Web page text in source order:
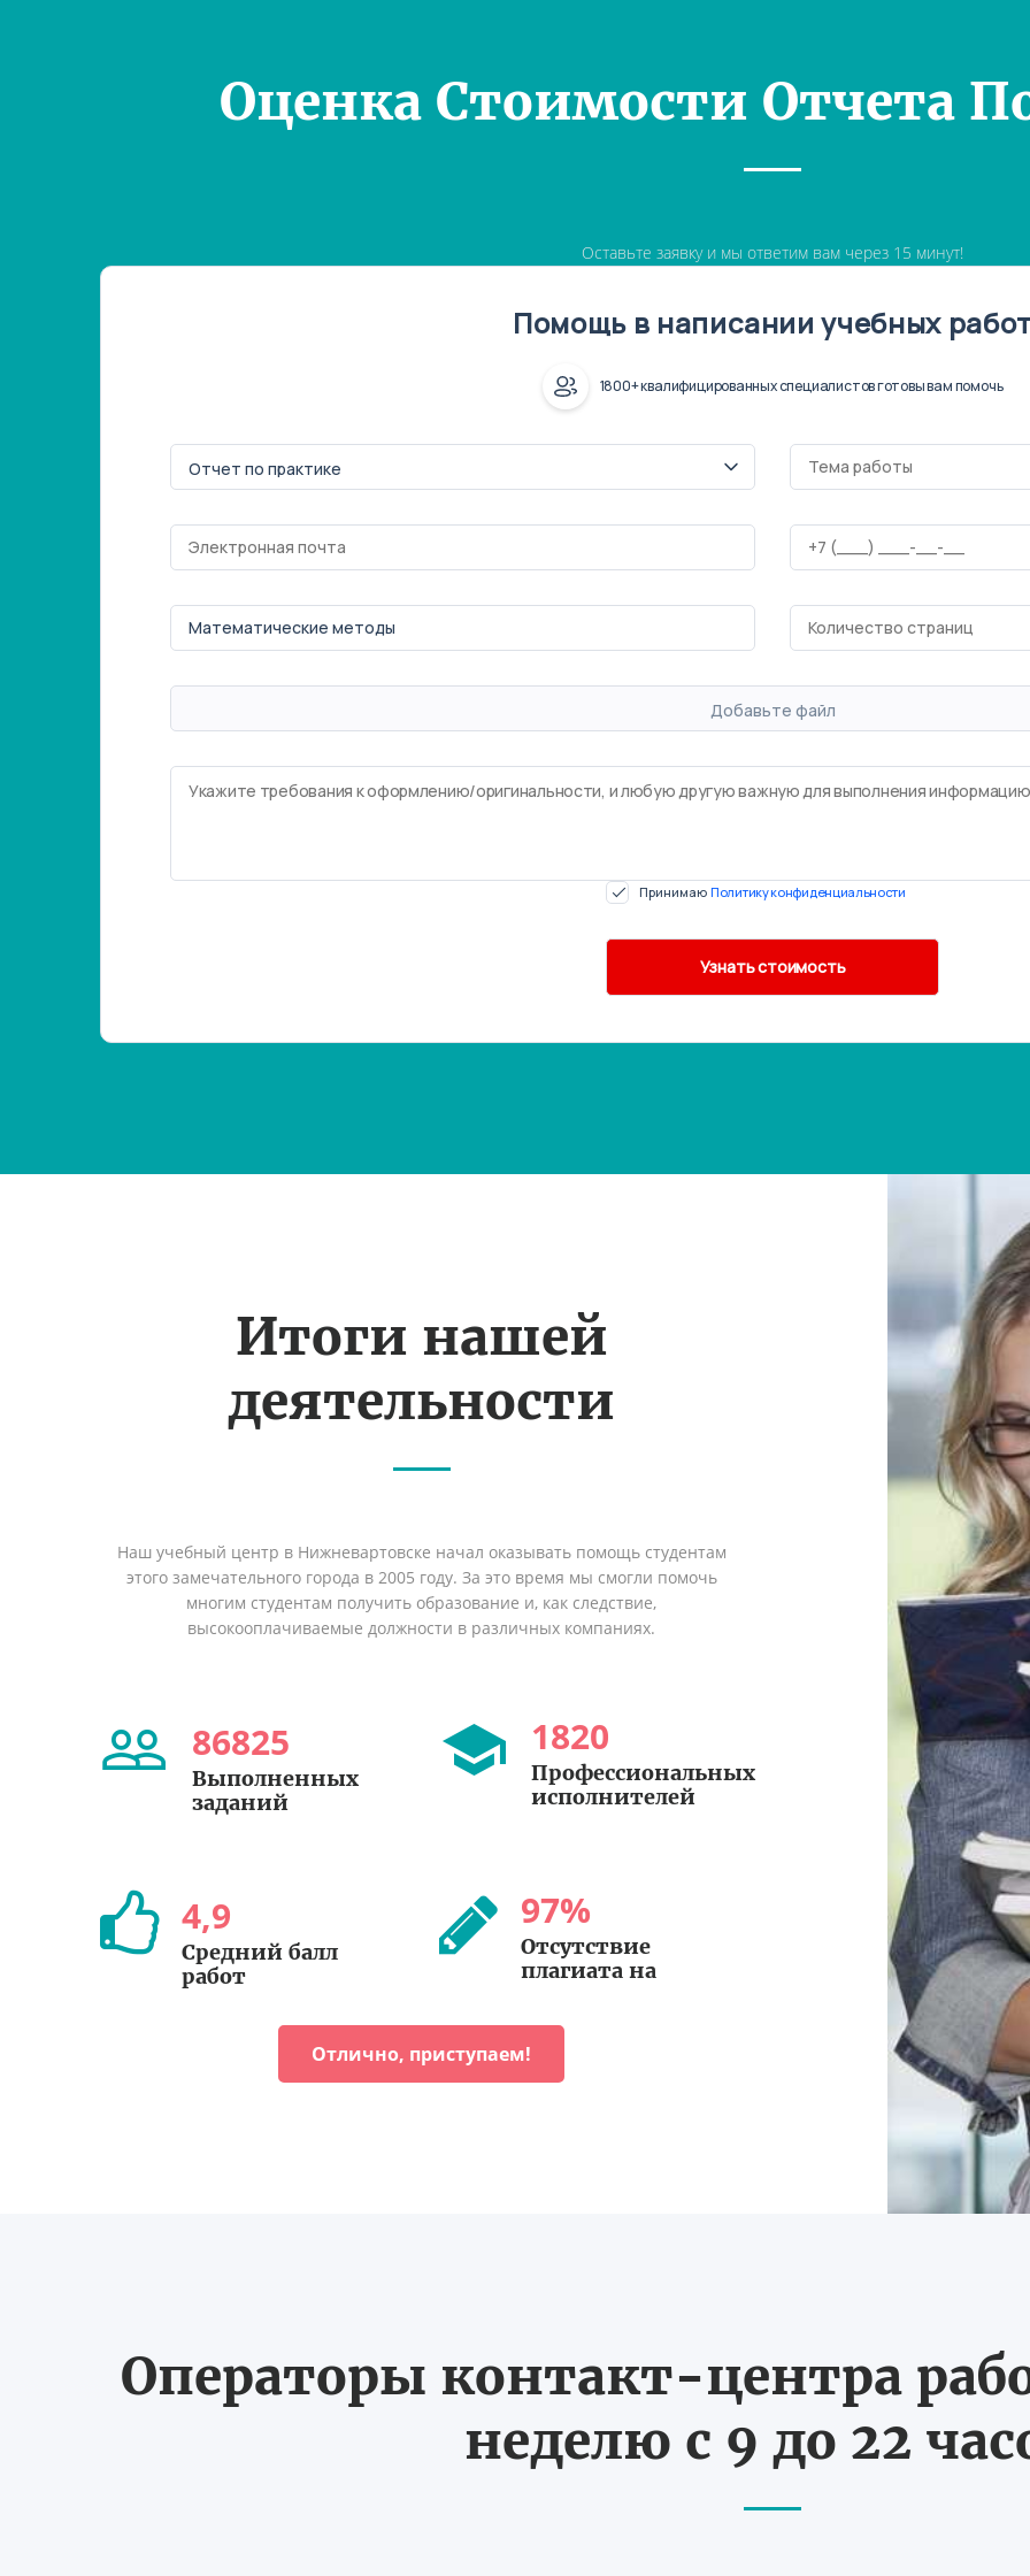
Оценка Стоимости Отчета
Оставьте заявку и мы ответим вам через 15 минут!
Помощь в написании учебных
1800+ квалифицированных специалистов готовы вам помочь
Добавьте файл
Принимаю Политику конфиденциальности
Итоги нашей
деятельности
Наш учебный центр в Нижневартовске начал оказывать помощь студентам
этого замечательного города в 2005 году. За это время мы смогли помочь
многим студентам получить образование и, как следствие,
высокооплачиваемые должности в различных компаниях.
86825
Выполненных
заданий
1820
Профессиональных
исполнителей
4,9
Средний балл
работ
97%
Отсутствие
плагиата на
Отлично, приступаем!
Операторы контакт-центра
неделю с 9 до 22